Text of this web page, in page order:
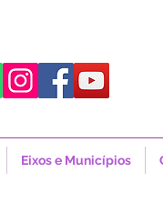
Eixos e Municípios